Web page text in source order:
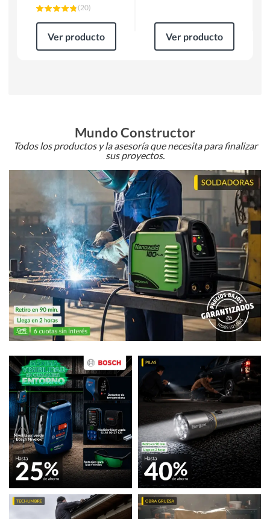
(20)
Ver producto Ver producto
Mundo Constructor
Todos los productos y la asesoría que necesita para finalizar
sus proyectos.